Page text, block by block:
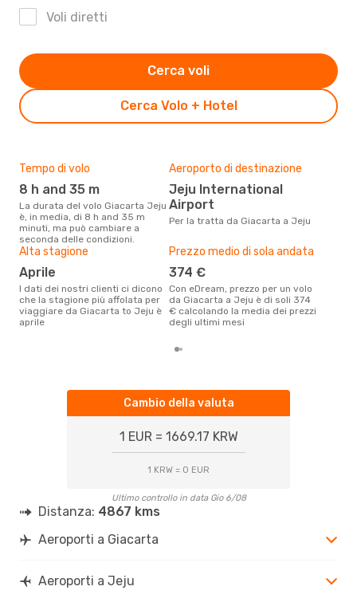
Voli diretti
Cerca Volo + Hotel
Cerca voli
Tempo di volo
8 h and 35 m
La durata del volo Giacarta Jeju
è, in media, di 8 h and 35 m
minuti, ma può cambiare a
seconda delle condizioni.
Aeroporto di destinazione
Jeju International
Airport
Per la tratta da Giacarta a Jeju
Alta stagione
aprile
I dati dei nostri clienti ci dicono
che la stagione più affolata per
viaggiare da Giacarta to Jeju è
aprile
Prezzo medio di sola andata
374 €
Con eDream, prezzo per un volo
da Giacarta a Jeju è di soli 374
€ calcolando la media dei prezzi
degli ultimi mesi
Cambio della valuta
1 EUR = 1669.17 KRW
1 KRW = 0 EUR
Ultimo controllo in data Gio 6/08
Distanza: 4867 kms
Aeroporti a Giacarta
Aeroporti a Jeju